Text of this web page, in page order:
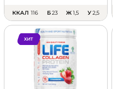
ККАЛ 116 Б23 Ж1,5 У2,5
ХИТ